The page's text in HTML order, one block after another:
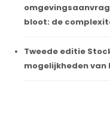
bloot: de
Tweede editie
mogelijkheden van